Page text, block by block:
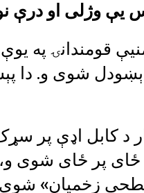
یې وژلی او درې
قومندانۍ په
شوی و. دا
د کابل اډې پر
پر ځای شوی
زخمیان»